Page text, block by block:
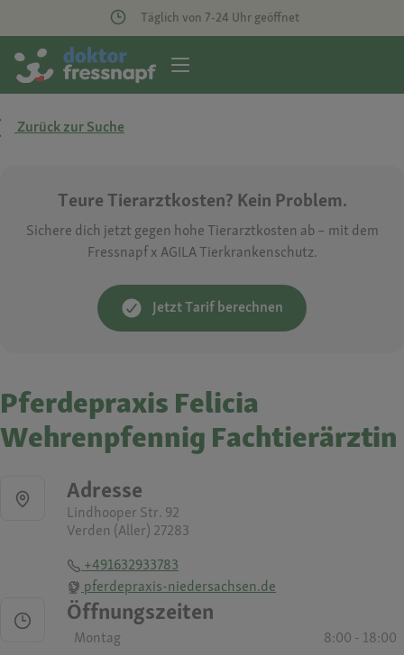
Täglich von 7-24 Uhr geöffnet
Zurück zur Suche
Teure Tierarztkosten? Kein Problem.
Sichere dich jetzt gegen hohe Tierarztkosten ab – mit dem
Fressnapf x AGILA Tierkrankenschutz.
Jetzt Tarif berechnen
Pferdepraxis Felicia
Wehrenpfennig Fachtierärztin
Adresse
Lindhooper Str. 92
Verden (Aller) 27283
+491632933783
pferdepraxis-niedersachsen.de
Öffnungszeiten
Montag
8:00 - 18:00